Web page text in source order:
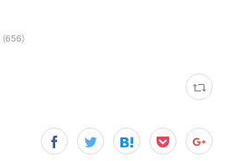
(656)